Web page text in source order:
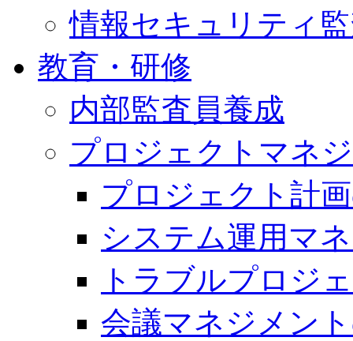
情報セキュリティ
教育・研修
内部監査員養成
プロジェクトマネ
プロジェクト計
システム運用マ
トラブルプロジ
会議マネジメン